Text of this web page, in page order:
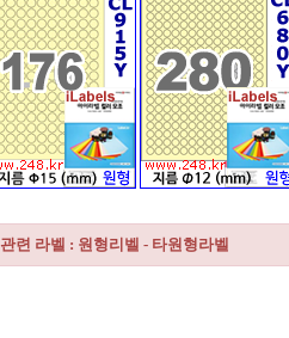
관련 라벨 : 원형리벨 - 타원형라벨